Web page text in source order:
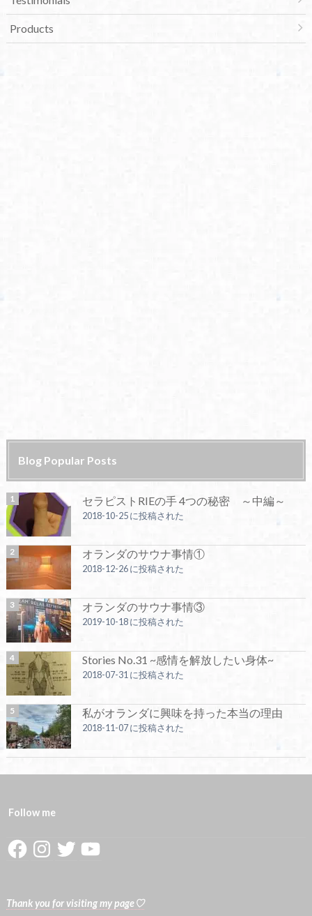
Products
Blog Popular Posts
セラピストRIEの手 4つの秘密 ～中編～
2018-10-25 に投稿された
オランダのサウナ事情①
2018-12-26 に投稿された
オランダのサウナ事情③
2019-10-18 に投稿された
Stories No.31 ~感情を解放したい身体~
2018-07-31 に投稿された
私がオランダに興味を持った本当の理由
2018-11-07 に投稿された
Follow me
FacebookInstagram
TwitterYouTube
Thank you for visiting my page♡